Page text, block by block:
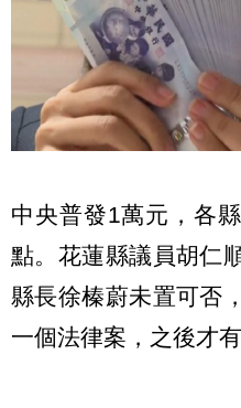
中央普發1萬元，各
點。花蓮縣議員胡仁
縣長徐榛蔚未置可否
一個法律案，之後才